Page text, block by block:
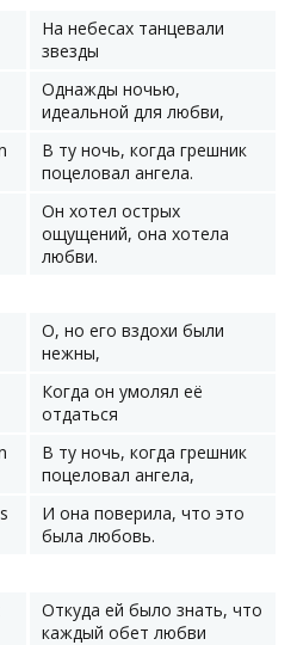
На небесах танцевали
звезды
Однажды ночью,
идеальной для любви,
В ту ночь, когда грешник
поцеловал ангела.
Он хотел острых
ощущений, она хотела
любви.
О, но его вздохи были
нежны,
Когда он умолял её
отдаться
В ту ночь, когда грешник
поцеловал ангела,
И она поверила, что это
была любовь.
Откуда ей было знать, что
каждый обет любви